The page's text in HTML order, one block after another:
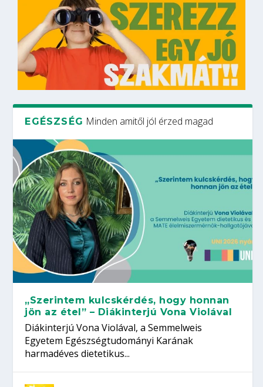
EGÉSZSÉG Minden amitől jól érzed magad
„Szerintem kulcskérdés, hogy honnan
jön az étel” – Diákinterjú Vona Violával
Diákinterjú Vona Violával, a Semmelweis
Egyetem Egészségtudományi Karának
harmadéves dietetikus...